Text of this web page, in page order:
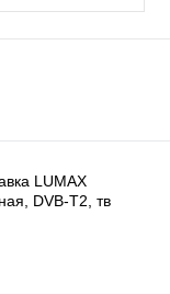
LUMAX
DVB-T2, тв
ресивер,